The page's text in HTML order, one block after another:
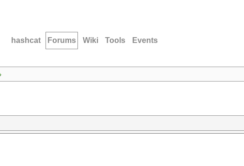
hashcat Forums Wiki Tools Events